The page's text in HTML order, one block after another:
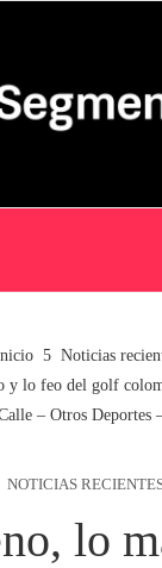
Noticias
y lo feo del golf
– Otros Deportes
NOTICIAS
lo